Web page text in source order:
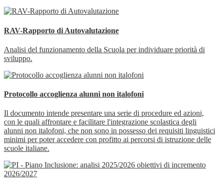
RAV-Rapporto di Autovalutazione
Analisi del funzionamento della Scuola per individuare priorità di
sviluppo.
Protocollo accoglienza alunni non italofoni
Il documento intende presentare una serie di procedure ed azioni,
con le quali affrontare e facilitare l'integrazione scolastica degli
alunni non italofoni, che non sono in possesso dei requisiti linguistici
minimi per poter accedere con profitto ai percorsi di istruzione delle
scuole italiane.